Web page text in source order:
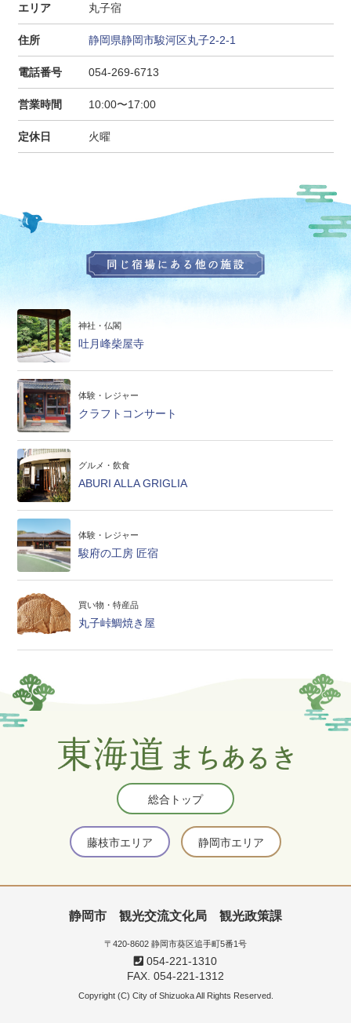
エリア 丸子宿
住所 静岡県静岡市駿河区丸子2-2-1
電話番号 054-269-6713
営業時間 10:00〜17:00
定休日 火曜
神社・仏閣
吐月峰柴屋寺
体験・レジャー
クラフトコンサート
グルメ・飲食
ABURI ALLA GRIGLIA
体験・レジャー
駿府の工房 匠宿
買い物・特産品
丸子峠鯛焼き屋
総合トップ
藤枝市エリア 静岡市エリア
静岡市 観光交流文化局 観光政策課
〒420-8602 静岡市葵区追手町5番1号
054-221-1310
FAX. 054-221-1312
Copyright (C) City of Shizuoka All Rights Reserved.